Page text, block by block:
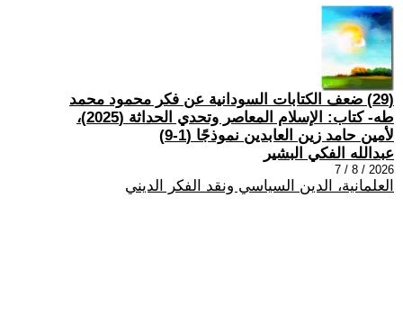
(29) ضعف الكتابات السودانية عن فكر محمود محمد
طه- كتاب: الإسلام المعاصر وتحدي الحداثة (2025)،
لأمين حامد زين العابدين نموذجًا (1-9)
عبدالله الفكي البشير
2026 / 8 / 7
العلمانية، الدين السياسي ونقد الفكر الديني